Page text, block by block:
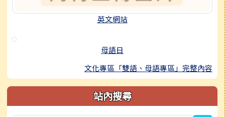
英文網站
母語日
文化專區「雙語、母語專區」完整內容
站內搜尋